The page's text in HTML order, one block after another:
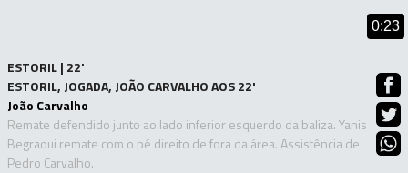
0:23
ESTORIL | 22'
ESTORIL, JOGADA, JOÃO CARVALHO AOS 22'
João Carvalho
Remate defendido junto ao lado inferior esquerdo da baliza. Yanis
Begraoui remate com o pé direito de fora da área. Assistência de
Pedro Carvalho.